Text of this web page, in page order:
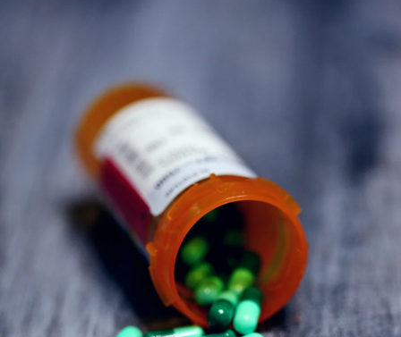
INTRATTENIMENTO
COMPLOTTI, LEGGENDE URBANE ED
EVERGREEN
EDITORIALI
TRUFFE E SOCIAL NETWORK